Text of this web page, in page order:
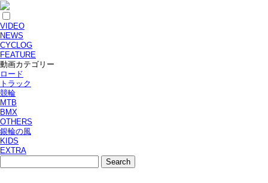
VIDEO
NEWS
CYCLOG
FEATURE
動画カテゴリー
ロード
トラック
競輪
MTB
BMX
OTHERS
銀輪の風
KIDS
EXTRA